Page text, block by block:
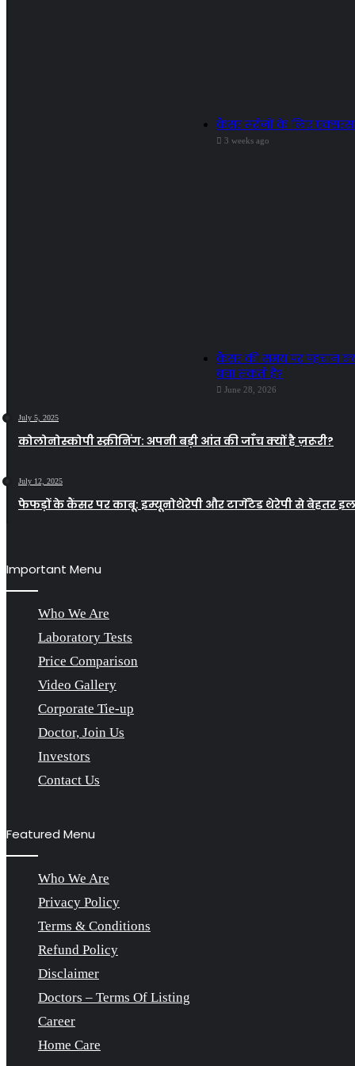
कैंसर मरीजों के लिए
3 weeks ago
कैंसर की समय पर पहचान
बचा सकती है?
June 28, 2026
July 5, 2025
कोलोनोस्कोपी स्क्रीनिंग: अपनी बड़ी आंत की जाँच क्यों है ज़रूरी?
July 12, 2025
फेफड़ों के कैंसर पर काबू: इम्यूनोथेरेपी और टार्गेटेड थेरेपी से बेहतर
Important Menu
Who We Are
Laboratory Tests
Price Comparison
Video Gallery
Corporate Tie-up
Doctor, Join Us
Investors
Contact Us
Featured Menu
Who We Are
Privacy Policy
Terms & Conditions
Refund Policy
Disclaimer
Doctors – Terms Of Listing
Career
Home Care